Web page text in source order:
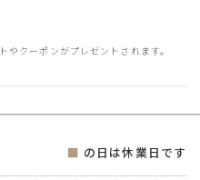
やクーポンがプレゼントされます。
■ の日は休業日です